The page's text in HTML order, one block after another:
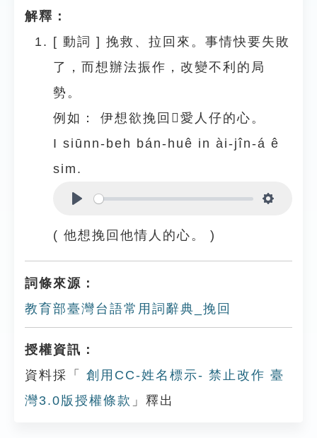
解釋：
[ 動詞 ] 挽救、拉回來。事情快要失敗
了，而想辦法振作，改變不利的局
勢。
例如：
伊想欲挽回𪜶愛人仔的心。
I siūnn-beh bán-huê in ài-jîn-á ê
sim.
( 他想挽回他情人的心。 )
詞條來源：
教育部臺灣台語常用詞辭典_挽回
授權資訊：
資料採「
創用CC-姓名標示- 禁止改作 臺
灣3.0版授權條款 」釋出